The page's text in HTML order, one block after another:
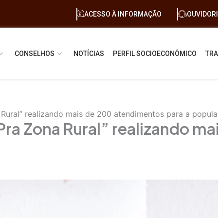
ACESSO À INFORMAÇÃO
CONSELHOS NOTÍCIAS PERFIL SOCIOECONÔMICO
realizando mais de 200 atendimentos para a
Zona Rural” realizando